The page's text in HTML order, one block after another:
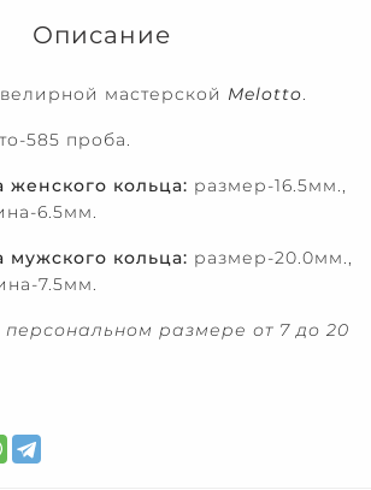
Описание
мастерской Melotto.
585 проба.
женского кольца: размер-16.5мм.,
6.5мм.
мужского кольца: размер-20.0мм.,
7.5мм.
персональном размере от 7 до 20